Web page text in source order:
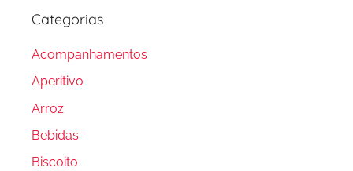
Categorias
Acompanhamentos
Aperitivo
Arroz
Bebidas
Biscoito